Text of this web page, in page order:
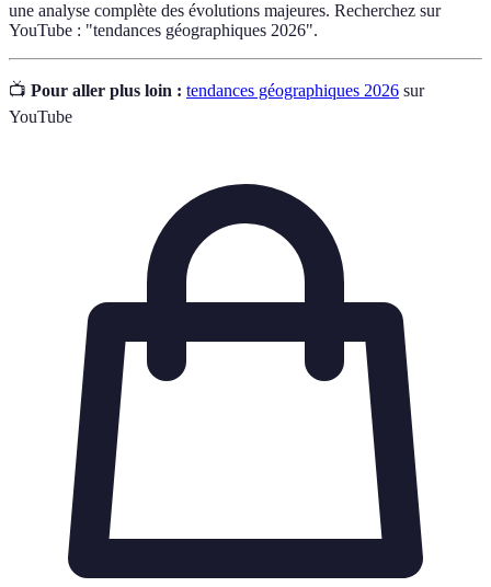
une analyse complète des évolutions majeures. Recherchez sur
YouTube : "tendances géographiques 2026".
📺 Pour aller plus loin : tendances géographiques 2026 sur
YouTube